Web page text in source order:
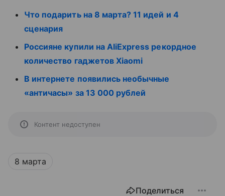
Что подарить на 8 марта? 11 идей и 4
сценария
Россияне купили на AliExpress рекордное
количество гаджетов Xiaomi
В интернете появились необычные
«античасы» за 13 000 рублей
Контент недоступен
8 марта
Поделиться